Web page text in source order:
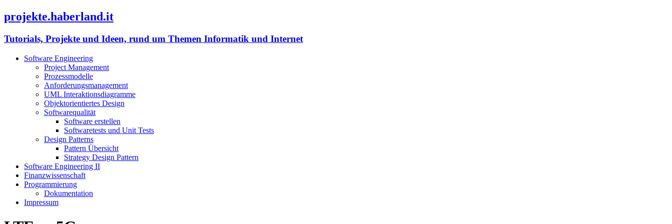
projekte.haberland.it
Tutorials, Projekte und Ideen, rund um Themen Informatik und Internet
Software Engineering
Project Management
Prozessmodelle
Anforderungsmanagement
UML Interaktionsdiagramme
Objektorientiertes Design
Softwarequalität
Software erstellen
Softwaretests und Unit Tests
Design Patterns
Pattern Übersicht
Strategy Design Pattern
Software Engineering II
Finanzwissenschaft
Programmierung
Dokumentation
Impressum